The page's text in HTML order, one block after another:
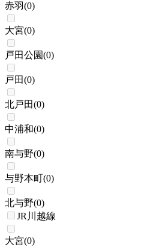
赤羽(0)
大宮(0)
戸田公園(0)
戸田(0)
北戸田(0)
中浦和(0)
南与野(0)
与野本町(0)
北与野(0)
JR川越線
大宮(0)